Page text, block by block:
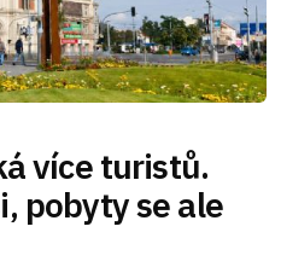
více turistů.
pobyty se ale